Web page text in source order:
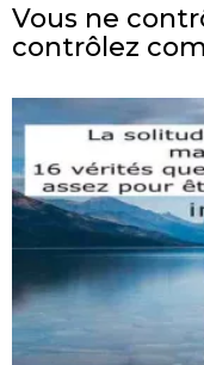
Vous ne
contrôlez